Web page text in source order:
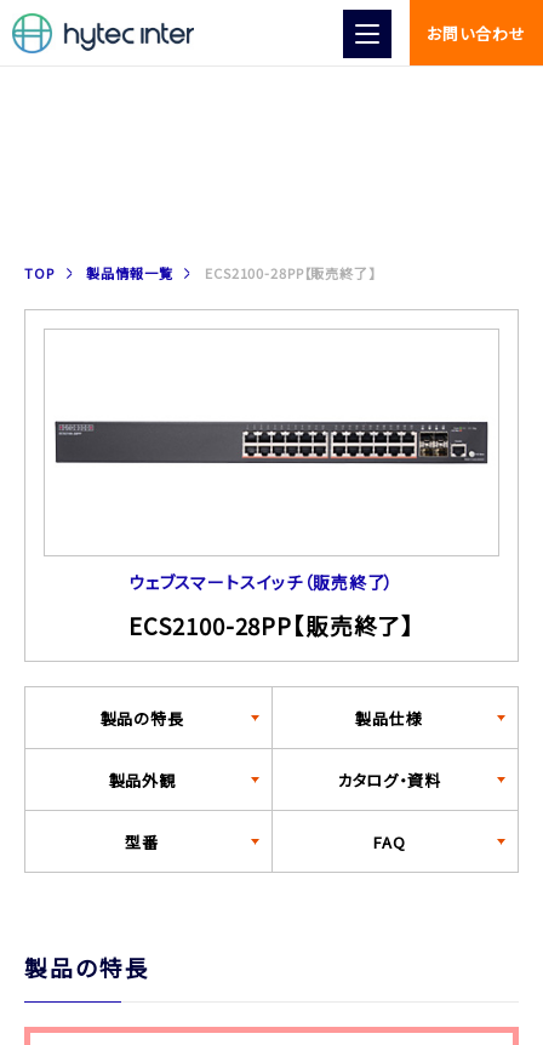
お問い合わせ
TOP 製品情報一覧 ECS2100-28PP【販売終了】
ウェブスマートスイッチ（販売終了）
ECS2100-28PP【販売終了】
製品の特長 製品仕様
製品外観 カタログ・資料
型番 FAQ
製品の特長